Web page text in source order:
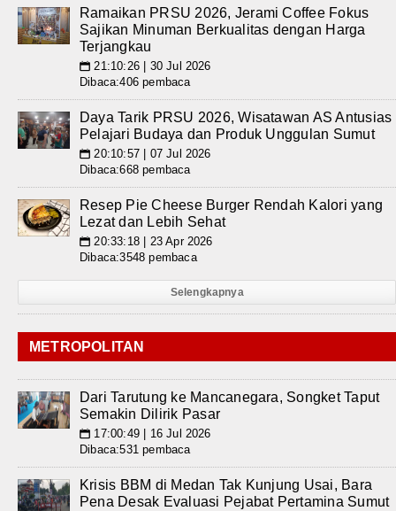
Ramaikan PRSU 2026, Jerami Coffee Fokus
Sajikan Minuman Berkualitas dengan Harga
Terjangkau
📅 21:10:26 | 30 Jul 2026
Dibaca:406 pembaca
Daya Tarik PRSU 2026, Wisatawan AS Antusias
Pelajari Budaya dan Produk Unggulan Sumut
📅 20:10:57 | 07 Jul 2026
Dibaca:668 pembaca
Resep Pie Cheese Burger Rendah Kalori yang
Lezat dan Lebih Sehat
📅 20:33:18 | 23 Apr 2026
Dibaca:3548 pembaca
Selengkapnya
METROPOLITAN
Dari Tarutung ke Mancanegara, Songket Taput
Semakin Dilirik Pasar
📅 17:00:49 | 16 Jul 2026
Dibaca:531 pembaca
Krisis BBM di Medan Tak Kunjung Usai, Bara
Pena Desak Evaluasi Pejabat Pertamina Sumut